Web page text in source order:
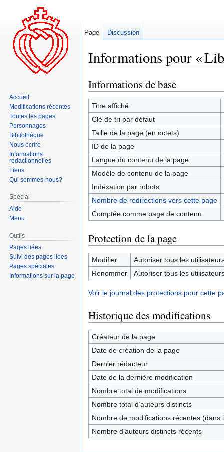
Informations pour «
Aller
à
la
navigation
Aller
à
la
recherche
Informations de base
Titre affiché
Clé de tri par défaut
Taille de la page (en octets)
ID de la page
Langue du contenu de la page
Modèle de contenu de la page
Indexation par robots
Nombre de redirections vers cette page
Comptée comme page de contenu
Protection de la page
Modifier
Autoriser tous les
Renommer
Autoriser tous les
Voir le journal des protections pour cette
Historique des modifications
Créateur de la page
Date de création de la page
Dernier rédacteur
Date de la dernière modification
Nombre total de modifications
Nombre total d’auteurs distincts
Nombre de modifications récentes (dans
Nombre d’auteurs distincts récents
Page Discussion
Accueil
Modifications récentes
Toutes les pages
Personnages
Bibliothèque
Nous écrire
Informations
rédactionnelles
Liens
Qui sommes-nous?
Spécial
Aide
Menu
Outils
Pages liées
Suivi des pages liées
Pages spéciales
Informations sur la page